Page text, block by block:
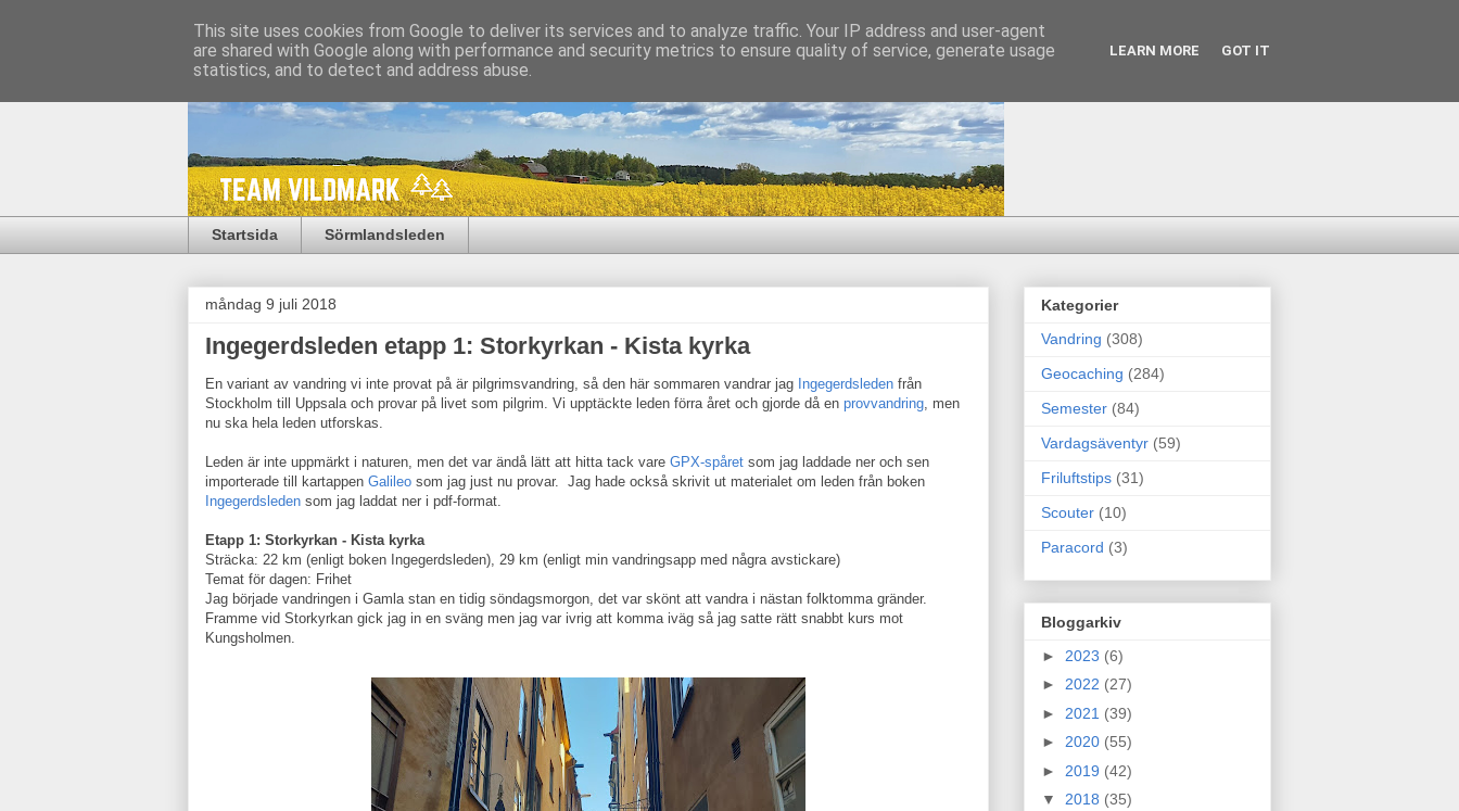
Startsida Sörmlandsleden
måndag 9 juli 2018
Ingegerdsleden etapp 1: Storkyrkan - Kista kyrka
En variant av vandring vi inte provat på är pilgrimsvandring, så den här sommaren vandrar jag Ingegerdsleden från
Stockholm till Uppsala och provar på livet som pilgrim. Vi upptäckte leden förra året och gjorde då en provvandring , men
nu ska hela leden utforskas.
Leden är inte uppmärkt i naturen, men det var ändå lätt att hitta tack vare GPX-spåret som jag laddade ner och sen
importerade till kartappen Galileo som jag just nu provar. Jag hade också skrivit ut materialet om leden från boken
Ingegerdsleden som jag laddat ner i pdf-format.
Etapp 1: Storkyrkan - Kista kyrka
Sträcka: 22 km (enligt boken Ingegerdsleden), 29 km (enligt min vandringsapp med några avstickare)
Temat för dagen: Frihet
Jag började vandringen i Gamla stan en tidig söndagsmorgon, det var skönt att vandra i nästan folktomma gränder.
Framme vid Storkyrkan gick jag in en sväng men jag var ivrig att komma iväg så jag satte rätt snabbt kurs mot
Kungsholmen.
Kategorier
Vandring (308)
Geocaching (284)
Semester (84)
Vardagsäventyr (59)
Friluftstips (31)
Scouter (10)
Paracord (3)
Bloggarkiv
► 2023 (6)
► 2022 (27)
► 2021 (39)
► 2020 (55)
► 2019 (42)
▼ 2018 (35)
This site uses cookies from Google to deliver its services and to analyze traffic. Your IP address and user-agent
are shared with Google along with performance and security metrics to ensure quality of service, generate usage
statistics, and to detect and address abuse.
LEARN MORE GOT IT